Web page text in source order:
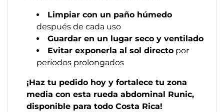
Limpiar con un paño húmedo
después de cada uso
Guardar en un lugar seco y ventilado
Evitar exponerla al sol directo por
períodos prolongados
¡Haz tu pedido hoy y fortalece tu zona
media con esta rueda abdominal Runic,
disponible para todo Costa Rica!